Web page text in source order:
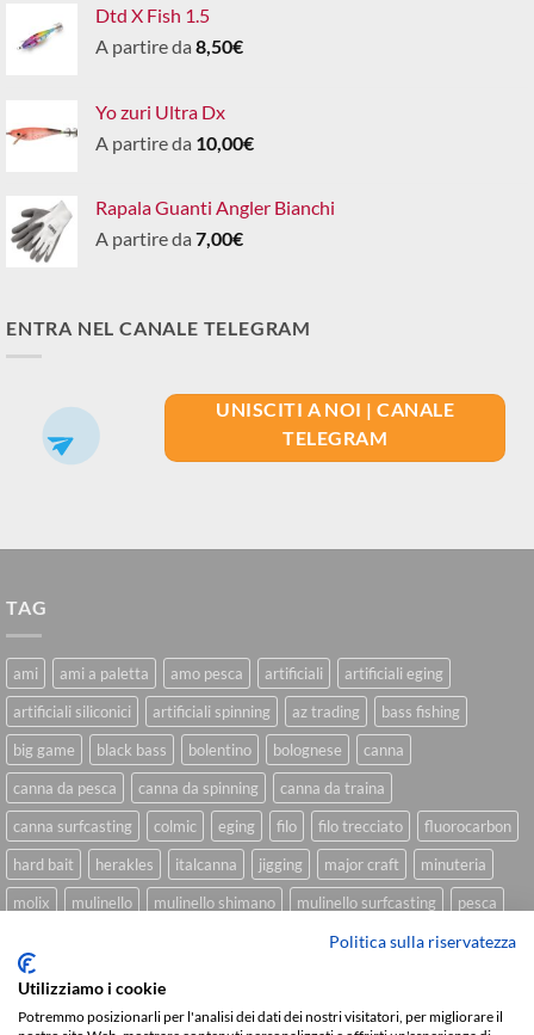
Dtd X Fish 1.5
A partire da 8,50€
Yo zuri Ultra Dx
A partire da 10,00€
Rapala Guanti Angler Bianchi
A partire da 7,00€
ENTRA NEL CANALE TELEGRAM
UNISCITI A NOI | CANALE
TELEGRAM
TAG
ami ami a paletta amo pesca artificiali
artificiali eging
artificiali siliconici
artificiali spinning az trading
bass fishing
big game
black bass bolentino bolognese
canna
canna da pesca
canna da spinning
canna da traina
canna surfcasting
colmic eging filo filo trecciato
fluorocarbon
hard bait
herakles italcanna jigging major craft
minuteria
molix
mulinello mulinello shimano mulinello surfcasting
pesca
softbait yamamoto
spinning
spinning inshore
surfcasting
Politica sulla riservatezza
Utilizziamo i cookie
Potremmo posizionarli per l'analisi dei dati dei nostri visitatori, per migliorare il